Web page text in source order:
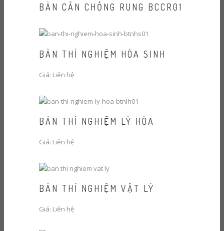
BÀN CÂN CHỐNG RUNG BCCR01
BÀN THÍ NGHIỆM HÓA SINH
Giá: Liên hệ
BÀN THÍ NGHIỆM LÝ HÓA
Giá: Liên hệ
BÀN THÍ NGHIỆM VẬT LÝ
Giá: Liên hệ